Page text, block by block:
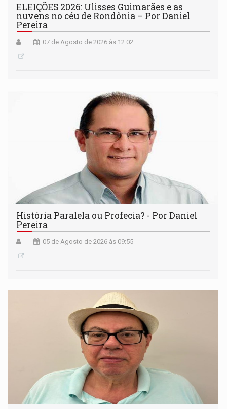
ELEIÇÕES 2026: Ulisses Guimarães e as
nuvens no céu de Rondônia – Por Daniel
Pereira
07 de Agosto de 2026 às 12:02
História Paralela ou Profecia? - Por Daniel
Pereira
05 de Agosto de 2026 às 09:55